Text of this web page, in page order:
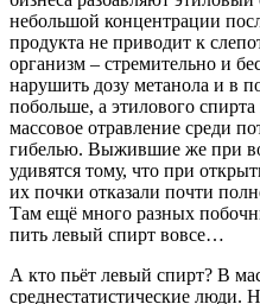
небольшой концентрации
продукта не приводит к
организм – стремительно и
нарушить дозу метанола и в
побольше, а этилового
массовое отравление среди
гибелью. Выжившие же при
удивятся тому, что при
их почки отказали почти
Там ещё много разных
пить левый спирт вовсе…
А кто пьёт левый спирт? В
среднестатистические люди.